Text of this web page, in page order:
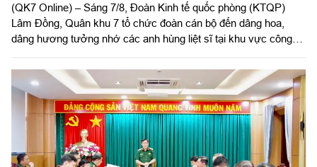
(QK7 Online) – Sáng 7/8, Đoàn Kinh tế quốc phòng (KTQP)
Lâm Đồng, Quân khu 7 tổ chức đoàn cán bộ đến dâng hoa,
dâng hương tưởng nhớ các anh hùng liệt sĩ tại khu vực công
Đồng Nai do Thượng tá Đinh Nho Hùng, Đoàn trưởng Đoàn
KTQP Lâm Đồng làm trưởng đoàn.